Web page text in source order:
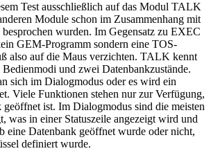
Test ausschließlich auf das Modul TALK
Module schon im Zusammenhang mit
wurden. Im Gegensatz zu EXEC
GEM-Programm sondern eine TOS-
also auf die Maus verzichten. TALK kennt
und zwei Datenbankzustände.
sich im Dialogmodus oder es wird ein
Viele Funktionen stehen nur zur Verfügung,
geöffnet ist. Im Dialogmodus sind die meisten
was in einer Statuszeile angezeigt wird und
eine Datenbank geöffnet wurde oder nicht,
definiert wurde.